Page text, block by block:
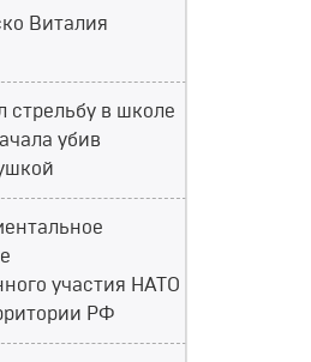
Виталия
стрельбу в школе
убив
участия НАТО
РФ